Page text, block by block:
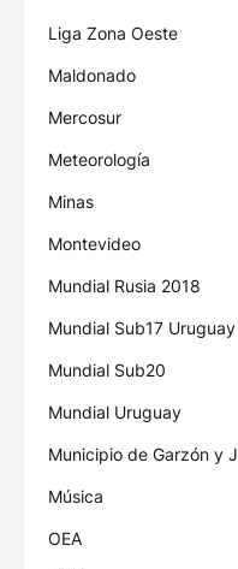
Liga Zona Oeste
Maldonado
Mercosur
Meteorología
Minas
Montevideo
Mundial Rusia 2018
Mundial Sub17 Uruguay
Mundial Sub20
Mundial Uruguay
Municipio de Garzón y
Música
OEA